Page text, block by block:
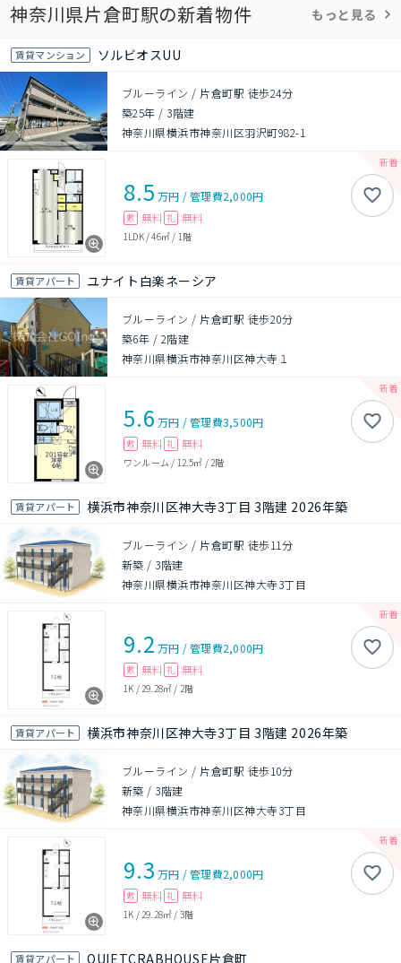
神奈川県片倉町駅の新着物件 もっと見る
賃貸マンション ソルビオスUU
ブルーライン / 片倉町駅 徒歩24分
築25年 / 3階建
神奈川県横浜市神奈川区羽沢町982-1
8.5 万円 /管理費2,000円
敷 無料 礼 無料
1LDK/46㎡ / 1階
賃貸アパート ユナイト白楽ネーシア
ブルーライン / 片倉町駅 徒歩20分
築6年 / 2階建
神奈川県横浜市神奈川区神大寺１
5.6 万円 /管理費3,500円
敷 無料 礼 無料
ワンルーム / 12.5㎡ / 2階
賃貸アパート 横浜市神奈川区神大寺3丁目 3階建 2026年築
ブルーライン / 片倉町駅 徒歩11分
新築 / 3階建
神奈川県横浜市神奈川区神大寺3丁目
9.2 万円 /管理費2,000円
敷 無料 礼 無料
1K / 29.28㎡ / 2階
賃貸アパート 横浜市神奈川区神大寺3丁目 3階建 2026年築
ブルーライン / 片倉町駅 徒歩10分
新築 / 3階建
神奈川県横浜市神奈川区神大寺3丁目
9.3 万円 /管理費2,000円
敷 無料 礼 無料
1K / 29.28㎡ / 3階
賃貸アパート QUIETCRABHOUSE片倉町